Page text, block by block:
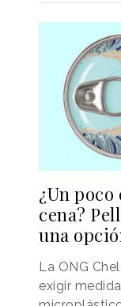
¿Un
cena?
una
La ONG
exigir